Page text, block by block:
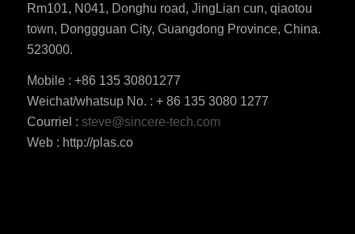
Rm101, N041, Donghu road, JingLian cun, qiaotou
town, Donggguan City, Guangdong Province, China.
523000.
Mobile : +86 135 30801277
Weichat/whatsup No. : + 86 135 3080 1277
Courriel : steve@sincere-tech.com
Web : http://plas.co
RO
ES_MX